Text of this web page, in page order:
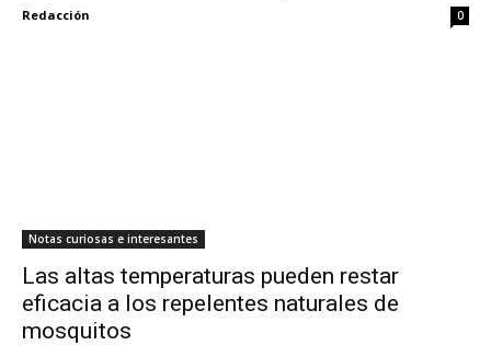
Redacción 0
Notas curiosas e interesantes
Las altas temperaturas pueden restar
eficacia a los repelentes naturales de
mosquitos